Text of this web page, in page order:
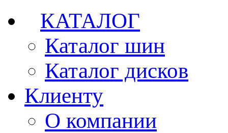
КАТАЛОГ
Каталог шин
Каталог дисков
Клиенту
О компании